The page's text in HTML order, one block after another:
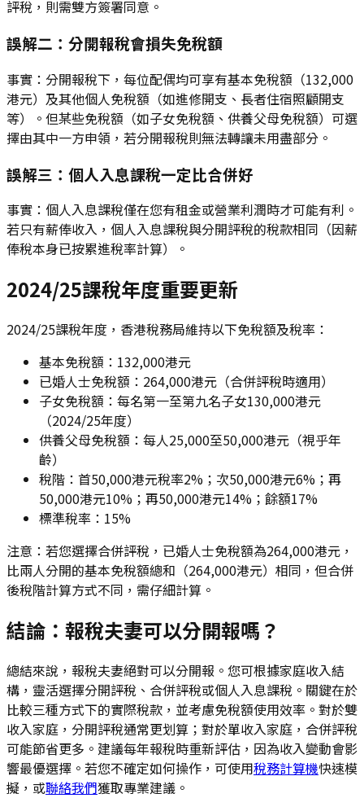
評稅，則需雙方簽署同意。
誤解二：分開報稅會損失免稅額
事實：分開報稅下，每位配偶均可享有基本免稅額（132,000
港元）及其他個人免稅額（如進修開支、長者住宿照顧開支
等）。但某些免稅額（如子女免稅額、供養父母免稅額）可選
擇由其中一方申領，若分開報稅則無法轉讓未用盡部分。
誤解三：個人入息課稅一定比合併好
事實：個人入息課稅僅在您有租金或營業利潤時才可能有利。
若只有薪俸收入，個人入息課稅與分開評稅的稅款相同（因薪
俸稅本身已按累進稅率計算）。
2024/25課稅年度重要更新
2024/25課稅年度，香港稅務局維持以下免稅額及稅率：
基本免稅額：132,000港元
已婚人士免稅額：264,000港元（合併評稅時適用）
子女免稅額：每名第一至第九名子女130,000港元
（2024/25年度）
供養父母免稅額：每人25,000至50,000港元（視乎年
齡）
稅階：首50,000港元稅率2%；次50,000港元6%；再
50,000港元10%；再50,000港元14%；餘額17%
標準稅率：15%
注意：若您選擇合併評稅，已婚人士免稅額為264,000港元，
比兩人分開的基本免稅額總和（264,000港元）相同，但合併
後稅階計算方式不同，需仔細計算。
結論：報稅夫妻可以分開報嗎？
總結來說，報稅夫妻絕對可以分開報。您可根據家庭收入結
構，靈活選擇分開評稅、合併評稅或個人入息課稅。關鍵在於
比較三種方式下的實際稅款，並考慮免稅額使用效率。對於雙
收入家庭，分開評稅通常更划算；對於單收入家庭，合併評稅
可能節省更多。建議每年報稅時重新評估，因為收入變動會影
響最優選擇。若您不確定如何操作，可使用稅務計算機快速模
擬，或聯絡我們獲取專業建議。